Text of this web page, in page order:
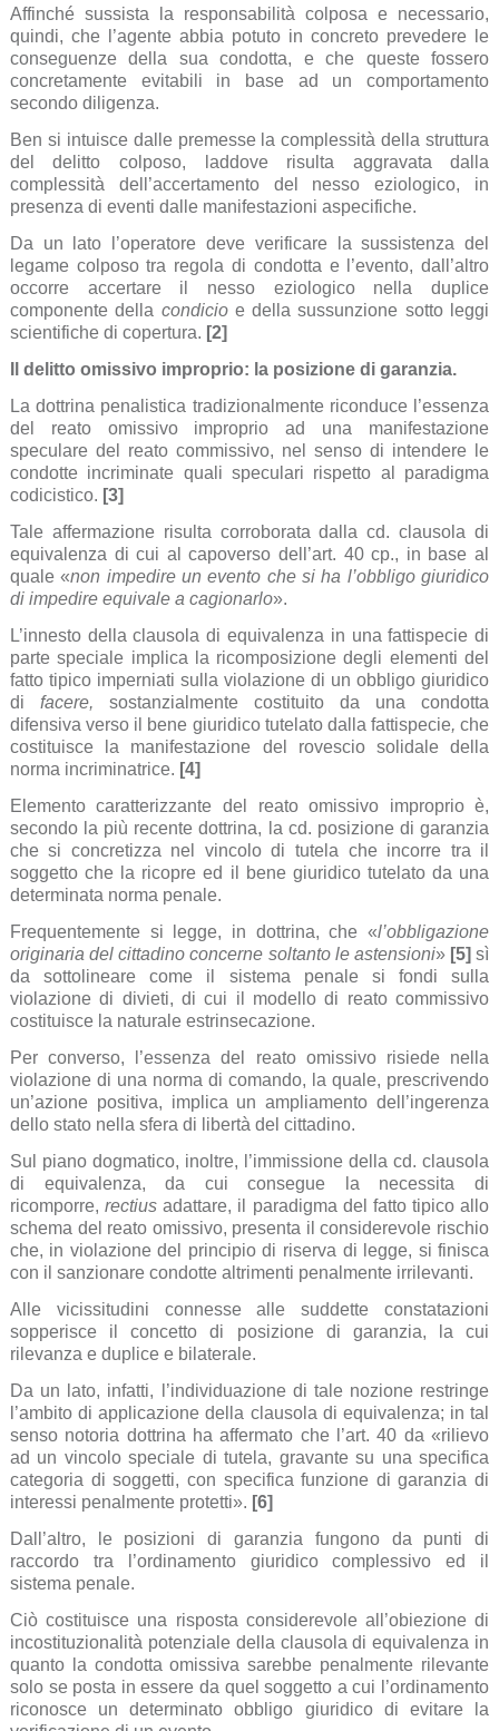
Affinché sussista la responsabilità colposa e necessario,
quindi, che l’agente abbia potuto in concreto prevedere le
conseguenze della sua condotta, e che queste fossero
concretamente evitabili in base ad un comportamento
secondo diligenza.
Ben si intuisce dalle premesse la complessità della struttura
del delitto colposo, laddove risulta aggravata dalla
complessità dell’accertamento del nesso eziologico, in
presenza di eventi dalle manifestazioni aspecifiche.
Da un lato l’operatore deve verificare la sussistenza del
legame colposo tra regola di condotta e l’evento, dall’altro
occorre accertare il nesso eziologico nella duplice
componente della condicio e della sussunzione sotto leggi
scientifiche di copertura. [2]
Il delitto omissivo improprio: la posizione di garanzia.
La dottrina penalistica tradizionalmente riconduce l’essenza
del reato omissivo improprio ad una manifestazione
speculare del reato commissivo, nel senso di intendere le
condotte incriminate quali speculari rispetto al paradigma
codicistico. [3]
Tale affermazione risulta corroborata dalla cd. clausola di
equivalenza di cui al capoverso dell’art. 40 cp., in base al
quale «non impedire un evento che si ha l’obbligo giuridico
di impedire equivale a cagionarlo».
L’innesto della clausola di equivalenza in una fattispecie di
parte speciale implica la ricomposizione degli elementi del
fatto tipico imperniati sulla violazione di un obbligo giuridico
di facere, sostanzialmente costituito da una condotta
difensiva verso il bene giuridico tutelato dalla fattispecie,che
costituisce la manifestazione del rovescio solidale della
norma incriminatrice. [4]
Elemento caratterizzante del reato omissivo improprio è,
secondo la più recente dottrina, la cd. posizione di garanzia
che si concretizza nel vincolo di tutela che incorre tra il
soggetto che la ricopre ed il bene giuridico tutelato da una
determinata norma penale.
Frequentemente si legge, in dottrina, che «l’obbligazione
originaria del cittadino concerne soltanto le astensioni» [5] sì
da sottolineare come il sistema penale si fondi sulla
violazione di divieti, di cui il modello di reato commissivo
costituisce la naturale estrinsecazione.
Per converso, l’essenza del reato omissivo risiede nella
violazione di una norma di comando, la quale, prescrivendo
un’azione positiva, implica un ampliamento dell’ingerenza
dello stato nella sfera di libertà del cittadino.
Sul piano dogmatico, inoltre, l’immissione della cd. clausola
di equivalenza, da cui consegue la necessita di
ricomporre,rectiusadattare, il paradigma del fatto tipico allo
schema del reato omissivo, presenta il considerevole rischio
che, in violazione del principio di riserva di legge, si finisca
con il sanzionare condotte altrimenti penalmente irrilevanti.
Alle vicissitudini connesse alle suddette constatazioni
sopperisce il concetto di posizione di garanzia, la cui
rilevanza e duplice e bilaterale.
Da un lato, infatti, l’individuazione di tale nozione restringe
l’ambito di applicazione della clausola di equivalenza; in tal
senso notoria dottrina ha affermato che l’art. 40 da «rilievo
ad un vincolo speciale di tutela, gravante su una specifica
categoria di soggetti, con specifica funzione di garanzia di
interessi penalmente protetti». [6]
Dall’altro, le posizioni di garanzia fungono da punti di
raccordo tra l’ordinamento giuridico complessivo ed il
sistema penale.
Ciò costituisce una risposta considerevole all’obiezione di
incostituzionalità potenziale della clausola di equivalenza in
quanto la condotta omissiva sarebbe penalmente rilevante
solo se posta in essere da quel soggetto a cui l’ordinamento
riconosce un determinato obbligo giuridico di evitare la